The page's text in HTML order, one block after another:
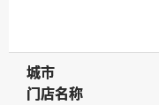
城市
城市
门店名称
门店名称